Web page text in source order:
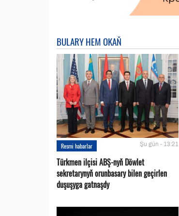
BULARY HEM OKAŇ
Resmi habarlar Şu gün - 13:21
Türkmen ilçisi ABŞ-nyň Döwlet
sekretarynyň orunbasary bilen geçirlen
duşuşyga gatnaşdy